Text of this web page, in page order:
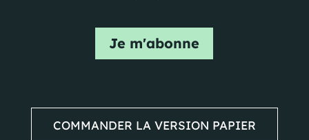
Je m'abonne
COMMANDER LA VERSION PAPIER